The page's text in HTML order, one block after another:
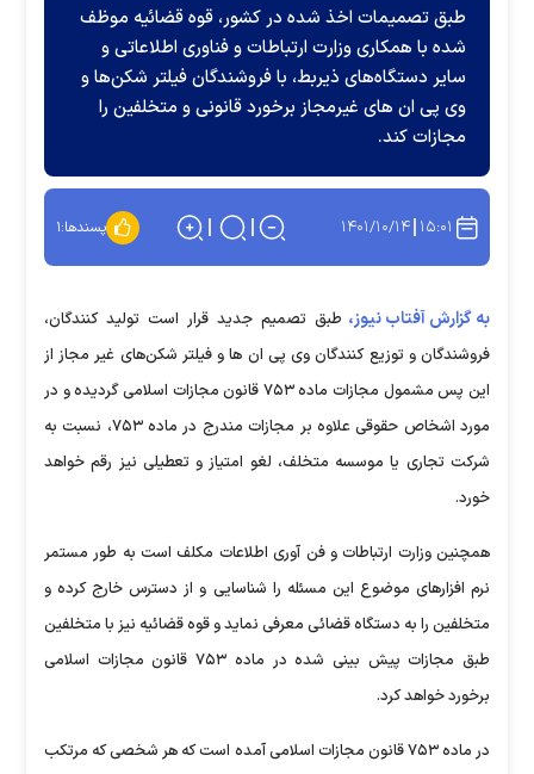
طبق تصمیمات اخذ شده در کشور، قوه قضائیه موظف
شده با همکاری وزارت ارتباطات و فناوری اطلاعاتی و
سایر دستگاه‌های ذیربط، با فروشندگان فیلتر شکن‌ها و
وی پی ان های غیرمجاز برخورد قانونی و متخلفین را
مجازات کند.
۱۵:۰۱ ۱۴۰۱/۱۰/۱۴ پسندها:۱
به گزارش آفتاب نیوز، طبق تصمیم جدید قرار است تولید کنندگان،
فروشندگان و توزیع کنندگان وی پی ان ها و فیلتر شکن‌های غیر مجاز از
این پس مشمول مجازات ماده ۷۵۳ قانون مجازات اسلامی گردیده و در
مورد اشخاص حقوقی علاوه بر مجازات مندرج در ماده ۷۵۳، نسبت به
شرکت تجاری یا موسسه متخلف، لغو امتیاز و تعطیلی نیز رقم خواهد
خورد.
همچنین وزارت ارتباطات و فن آوری اطلاعات مکلف است به طور مستمر
نرم افزارهای موضوع این مسئله را شناسایی و از دسترس خارج کرده و
متخلفین را به دستگاه قضائی معرفی نماید و قوه قضائیه نیز با متخلفین
طبق مجازات پیش بینی شده در ماده ۷۵۳ قانون مجازات اسلامی
برخورد خواهد کرد.
در ماده ۷۵۳ قانون مجازات اسلامی آمده است که هر شخصی که مرتکب